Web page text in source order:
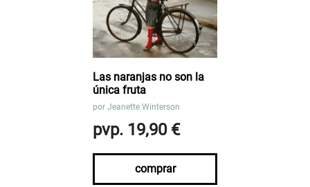
Las naranjas no son la
única fruta
por Jeanette Winterson
pvp. 19,90 €
comprar